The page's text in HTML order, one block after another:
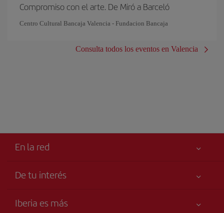
Compromiso con el arte. De Miró a Barceló
Centro Cultural Bancaja Valencia - Fundacion Bancaja
Consulta todos los eventos en Valencia
En la red
De tu interés
Accesibilidad
Iberia es más